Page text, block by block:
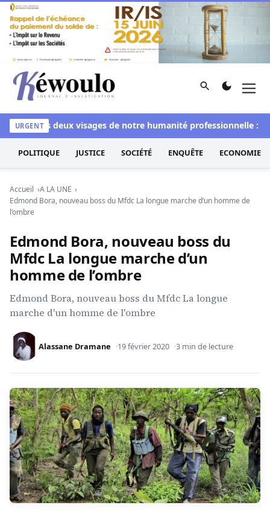
Aller au contenu
Kéwoulo, le premier site d'information et d'investigation
Rechercher
URGENT
Les deux visages de notre humanité professionnelle :
POLITIQUE JUSTICE SOCIÉTÉ ENQUÊTE ECONOMIE
Accueil
A LA UNE
Edmond Bora, nouveau boss du Mfdc La longue marche d’un homme de
l’ombre
Edmond Bora, nouveau boss du
Mfdc La longue marche d’un
homme de l’ombre
Edmond Bora, nouveau boss du Mfdc La longue
marche d'un homme de l'ombre
Alassane Dramane 19 février 2020 3 min de lecture